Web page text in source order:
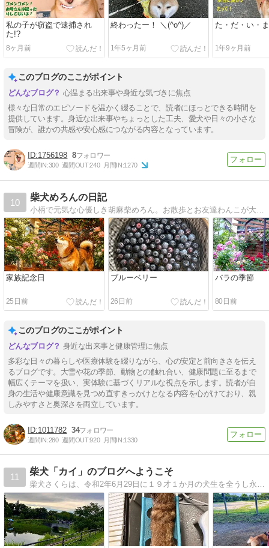
私の子が窃盗で逮捕され
た!?
8ヶ月前
終わったー！ ＼(^o^)／
1年5ヶ月前
た・だ・い・
1年9ヶ月前
このブログのここがポイント
心温まる出来事や身近な気づきに焦点
様々な日常のエピソードを温かく綴ることで、読者にほっとできる時間を
提供しています。身近な出来事やちょっとした工夫、愛犬や日々の小さな
冒険が、誰かの共感や安心感につながる内容となっています。
1756198 8
週間IN:300 週間OUT:240 月間IN:1270
10
柴犬めろんの日記
家族記念日
25日前
ブルーベリー
26日前
バラの季節
80日前
このブログのここがポイント
身近な出来事と健康管理に焦点
多彩な日々の暮らしや医療体験を綴りながら、心の安定と前向きさを伝え
るブログです。大雪や花の季節、動物との触れ合い、健康問題に至るまで
幅広くテーマを扱い、実体験に基づくリアルな視点を示します。読者が自
身の生活や健康意識を見つめ直すきっかけとなる内容を心がけており、親
しみやすさと奥深さを両立しています。
1011782 34
週間IN:280 週間OUT:920 月間IN:1330
11
柴犬「カイ」のブログへようこそ
柴犬さくらは、令和2年6月29日に１９才１か月の犬生を全うし永眠。その後、山梨のブリーダーさんから同年6月2日生まれの柴犬を譲り受け、カイと名前を付けて現在に至ります。どうぞ、お気軽にお立ち寄り下さい。